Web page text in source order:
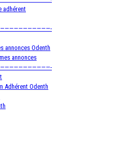
adhérent
annonces Odenth
annonces
Adhérent Odenth